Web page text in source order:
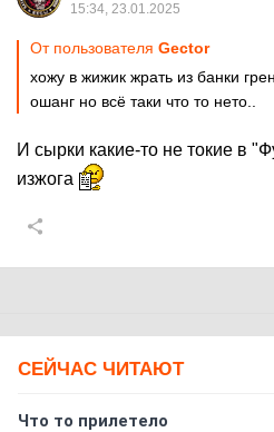
15:34, 23.01.2025
От пользователя Gector
хожу в жижик жрать из банки
ошанг но всё таки что то нето..
И сырки какие-то не токие в
изжога
СЕЙЧАС ЧИТАЮТ
Что то прилетело